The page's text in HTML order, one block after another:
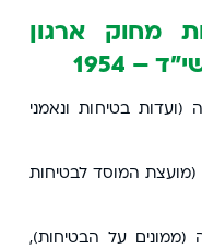
מחוק ארגון
1954
בטיחות ונאמני
(מועצת המוסד לבטיחות
(ממונים על הבטיחות),